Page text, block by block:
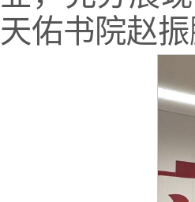
天佑书院赵